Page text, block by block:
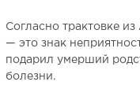
Согласно трактовке
— это знак
подарил умерший
болезни.